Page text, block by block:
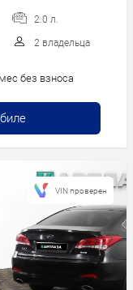
2.0 л.
2 владельца
без взноса
VIN проверен